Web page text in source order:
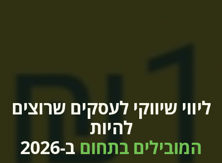
ליווי שיווקי לעסקים שרוצים
להיות
המובילים בתחוםב-2026